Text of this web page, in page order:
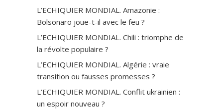
L’ECHIQUIER MONDIAL. Amazonie :
Bolsonaro joue-t-il avec le feu ?
L’ECHIQUIER MONDIAL. Chili : triomphe de
la révolte populaire ?
L’ECHIQUIER MONDIAL. Algérie : vraie
transition ou fausses promesses ?
L’ECHIQUIER MONDIAL. Conflit ukrainien :
un espoir nouveau ?